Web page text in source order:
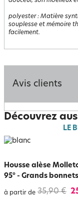
polyester: Matière
souplesse et mémoire
facilement.
Avis clients
Découvrez
LE
Housse alèse
95° - Grands bonnets
à partir de 35,90 €